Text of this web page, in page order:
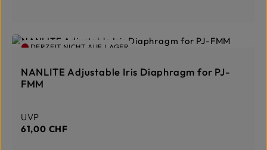
DERZEIT NICHT AUF LAGER
NANLITE Adjustable Iris Diaphragm for PJ-
FMM
Regulärer Preis:
UVP
61,00 CHF